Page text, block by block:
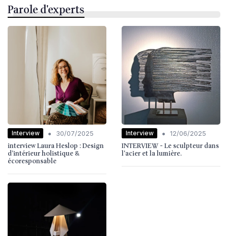
Parole d'experts
Interview • 30/07/2025
interview Laura Heslop : Design
d’intérieur holistique &
écoresponsable
Interview • 12/06/2025
INTERVIEW - Le sculpteur dans
l'acier et la lumière.